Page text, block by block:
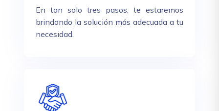
En tan solo tres pasos, te estaremos
brindando la solución más adecuada a tu
necesidad.